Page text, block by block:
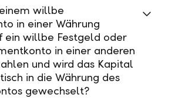
willbe
in einer Währung
ein willbe Festgeld oder
in einer anderen
und wird das Kapital
in die Währung des
gewechselt?